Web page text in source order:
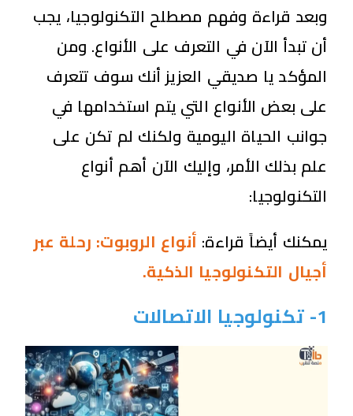
وبعد قراءة وفهم مصطلح التكنولوجيا، يجب
أن تبدأ الآن في التعرف على الأنواع. ومن
المؤكد يا صديقي العزيز أنك سوف تتعرف
على بعض الأنواع التي يتم استخدامها في
جوانب الحياة اليومية ولكنك لم تكن على
علم بذلك الأمر، وإليك الآن أهم أنواع
التكنولوجيا:
يمكنك أيضاً قراءة: أنواع الروبوت: رحلة عبر
أجيال التكنولوجيا الذكية.
1- تكنولوجيا الاتصالات